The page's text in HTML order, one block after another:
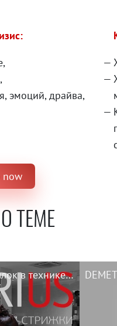
эмоций, драйва,
now
ТЕМЕ
Идеальный объемный затылок в технике DEMETRIUS